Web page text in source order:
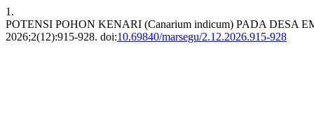
1.
POTENSI POHON KENARI (Canarium indicum) PADA
2026;2(12):915-928. doi:10.69840/marsegu/2.12.2026.915-928